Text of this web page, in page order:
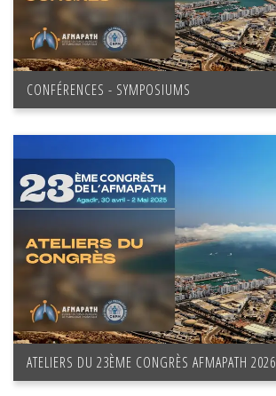
CONFÉRENCES - SYMPOSIUMS
ATELIERS DU 23ÈME CONGRÈS AFMAPATH 2026